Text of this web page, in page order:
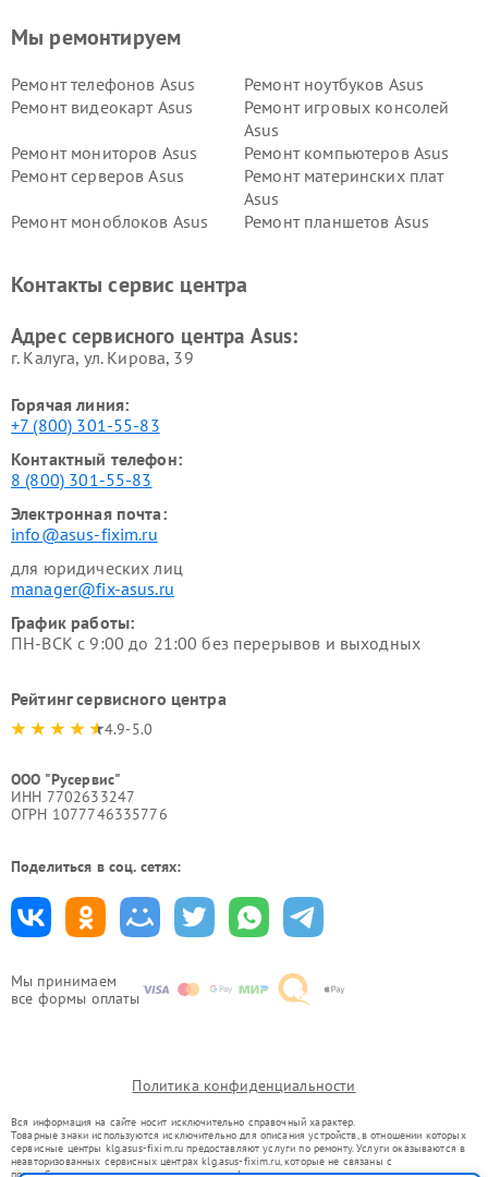
Мы принимаем
все формы оплаты
Мы ремонтируем
Ремонт телефонов Asus
Ремонт ноутбуков Asus
Ремонт видеокарт Asus
Ремонт игровых консолей
Asus
Ремонт мониторов Asus
Ремонт компьютеров Asus
Ремонт серверов Asus
Ремонт материнских плат
Asus
Ремонт моноблоков Asus
Ремонт планшетов Asus
Контакты сервис центра
Адрес сервисного центра Asus:
г. Калуга, ул. Кирова, 39
Горячая линия:
+7 (800) 301-55-83
Контактный телефон:
8 (800) 301-55-83
Электронная почта:
info@asus-fixim.ru
для юридических лиц
manager@fix-asus.ru
График работы:
ПН-ВСК с 9:00 до 21:00 без перерывов и выходных
Рейтинг сервисного центра
4.9-5.0
ООО "Русервис"
ИНН 7702633247
ОГРН 1077746335776
Поделиться в соц. сетях:
Политика конфиденциальности
Вся информация на сайте носит исключительно справочный характер.
Товарные знаки используются исключительно для описания устройств, в отношении которых
сервисные центры klg.asus-fixim.ru предоставляют услуги по ремонту. Услуги оказываются в
неавторизованных сервисных центрах klg.asus-fixim.ru, которые не связаны с